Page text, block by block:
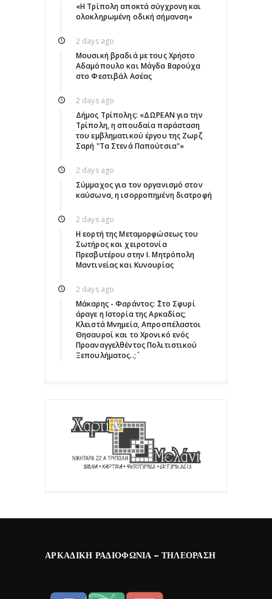
«Η Τρίπολη αποκτά σύγχρονη και
ολοκληρωμένη οδική σήμανση»
2 days ago
Μουσική βραδιά με τους Χρήστο
Αδαμόπουλο και Μάγδα Βαρούχα
στο Φεστιβάλ Ασέας
2 days ago
Δήμος Τρίπολης: «ΔΩΡΕΑΝ για την
Τρίπολη, η σπουδαία παράσταση
του εμβληματικού έργου της Ζωρζ
Σαρή "Τα Στενά Παπούτσια"»
2 days ago
Σύμμαχος για τον οργανισμό στον
καύσωνα, η ισορροπημένη διατροφή
2 days ago
Η εορτή της Μεταμορφώσεως του
Σωτήρος και χειροτονία
Πρεσβυτέρου στην Ι. Μητρόπολη
Μαντινείας και Κυνουρίας
2 days ago
Μάκαρης - Φαράντος: ΄΄Στο Σφυρί
άραγε η Ιστορία της Αρκαδίας;
Κλειστά Μνημεία, Απροσπέλαστοι
Θησαυροί και το Χρονικό ενός
Προαναγγελθέντος Πολιτιστικού
Ξεπουλήματος..;΄΄
ΑΡΚΑΔΙΚΉ ΡΑΔΙΟΦΩΝΊΑ – ΤΗΛΕΌΡΑΣΗ